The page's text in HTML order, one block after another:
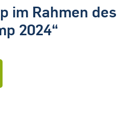
im Rahmen des
2024“